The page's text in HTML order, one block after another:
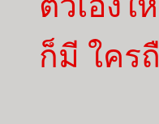
ก็มี ใคร